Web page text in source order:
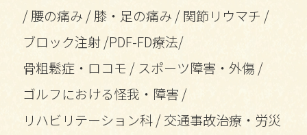
/腰の痛み /膝・足の痛み /関節リウマチ /
ブロック注射/PDF-FD療法/
骨粗鬆症・ロコモ / スポーツ障害・外傷 /
ゴルフにおける怪我・障害 /
リハビリテーション科/交通事故治療・労災